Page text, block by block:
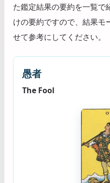
た鑑定結果の要約を一覧で
けの要約ですので、結果モ
せて参考にしてください。
愚者
The Fool